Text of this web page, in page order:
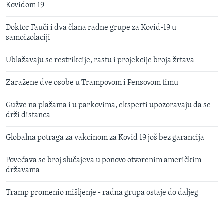
Kovidom 19
Doktor Fauči i dva člana radne grupe za Kovid-19 u
samoizolaciji
Ublažavaju se restrikcije, rastu i projekcije broja žrtava
Zaražene dve osobe u Trampovom i Pensovom timu
Gužve na plažama i u parkovima, eksperti upozoravaju da se
drži distanca
Globalna potraga za vakcinom za Kovid 19 još bez garancija
Povećava se broj slučajeva u ponovo otvorenim američkim
državama
Tramp promenio mišljenje - radna grupa ostaje do daljeg